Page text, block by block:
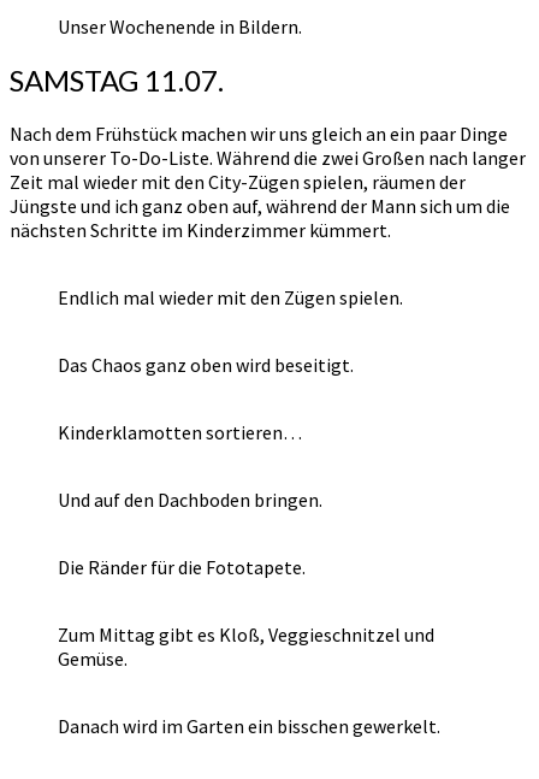
Unser Wochenende in Bildern.
SAMSTAG 11.07.
Nach dem Frühstück machen wir uns gleich an ein paar Dinge
von unserer To-Do-Liste. Während die zwei Großen nach langer
Zeit mal wieder mit den City-Zügen spielen, räumen der
Jüngste und ich ganz oben auf, während der Mann sich um die
nächsten Schritte im Kinderzimmer kümmert.
Endlich mal wieder mit den Zügen spielen.
Das Chaos ganz oben wird beseitigt.
Kinderklamotten sortieren…
Und auf den Dachboden bringen.
Die Ränder für die Fototapete.
Zum Mittag gibt es Kloß, Veggieschnitzel und
Gemüse.
Danach wird im Garten ein bisschen gewerkelt.